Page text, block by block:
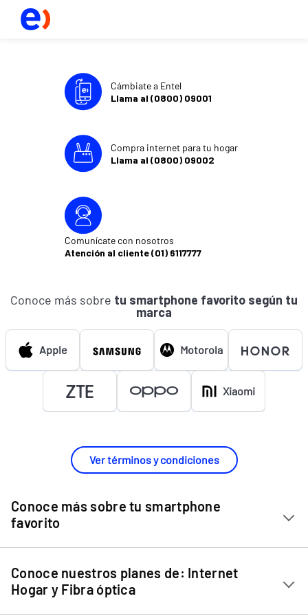
Cámbiate a Entel
Llama al (0800) 09001
Compra internet para tu hogar
Llama al (0800) 09002
Comunícate con nosotros
Atención al cliente (01) 6117777
Conoce más sobre tu smartphone favorito según tu
marca
Apple Motorola
Xiaomi
Ver términos y condiciones
Conoce más sobre tu smartphone
favorito
Chip Entel
Apple iPhone 11
Apple iPhone 12 Mini
Conoce nuestros planes de: Internet
Hogar y Fibra óptica